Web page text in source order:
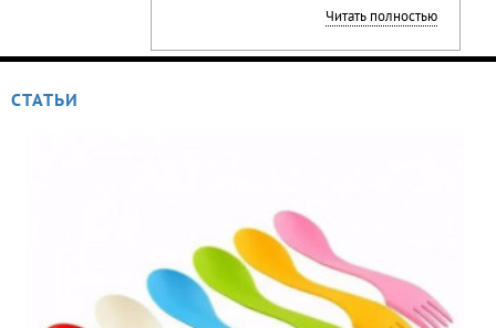
Читать полностью
СТАТЬИ